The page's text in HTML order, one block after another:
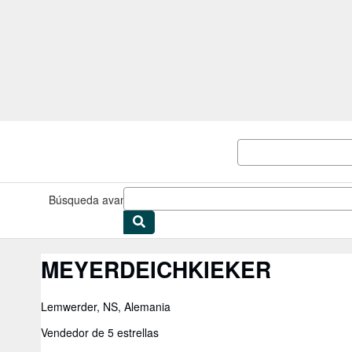
Búsqueda avanzada
MEYERDEICHKIEKER
Lemwerder, NS, Alemania
Vendedor de 5 estrellas